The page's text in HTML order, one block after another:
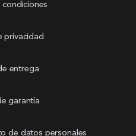
condiciones
privacidad
entrega
garantía
de datos personales